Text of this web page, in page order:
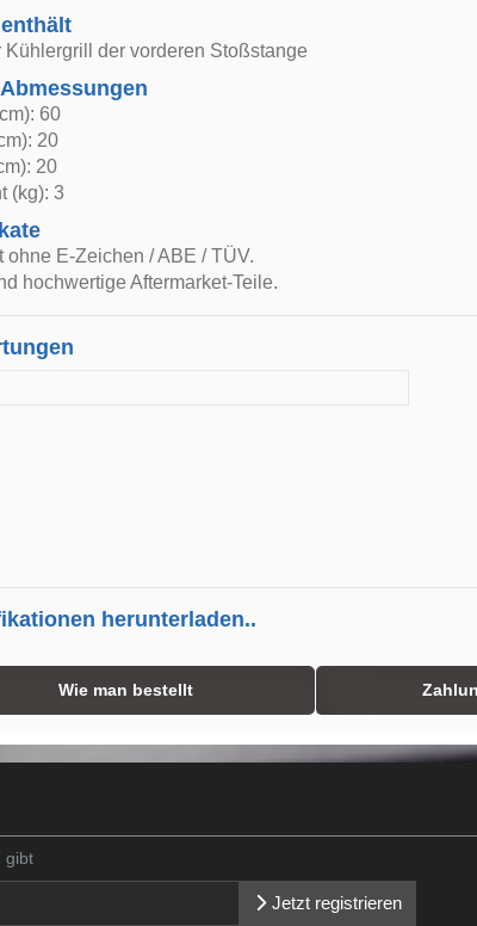
Kühlergrill der vorderen Stoßstange
60
20
20
(kg): 3
ohne E-Zeichen / ABE / TÜV.
hochwertige Aftermarket-Teile.
herunterladen..
Wie man bestellt
gibt
Jetzt registrieren